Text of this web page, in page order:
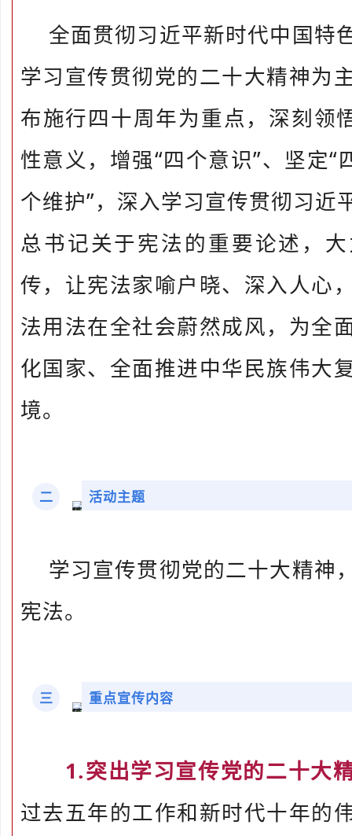
全面贯彻习近平新时代中国特
学习宣传贯彻党的二十大精神为
布施行四十周年为重点，深刻领
性意义，增强“四个意识”、坚定“
个维护”，深入学习宣传贯彻习近
总书记关于宪法的重要论述，
传，让宪法家喻户晓、深入人心
法用法在全社会蔚然成风，为全
化国家、全面推进中华民族伟大
境。
二 活动主题
学习宣传贯彻党的二十大精神
宪法。
三 重点宣传内容
1.突出学习宣传党的二十大
过去五年的工作和新时代十年的